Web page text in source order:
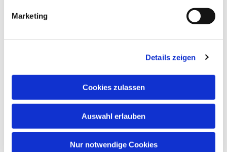
Marketing
Details zeigen
Cookies zulassen
Auswahl erlauben
Nur notwendige Cookies